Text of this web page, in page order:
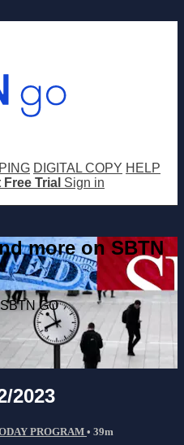
DIGITAL COPY HELP
Trial Sign in
more on SBTN
GO
2023
PROGRAM • 39m